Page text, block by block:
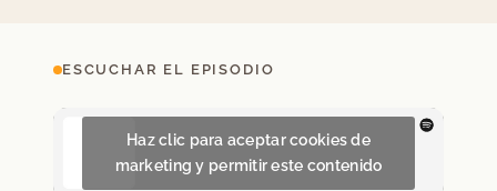
ESCUCHAR EL EPISODIO
Haz clic para aceptar cookies de
marketing y permitir este contenido